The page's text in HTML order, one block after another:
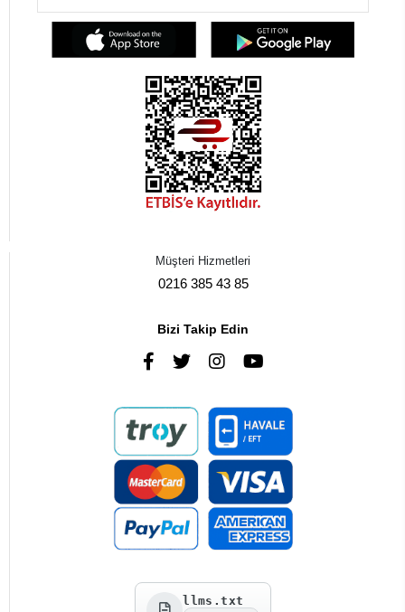
Müşteri Hizmetleri
0216 385 43 85
Bizi Takip Edin
llms.txt